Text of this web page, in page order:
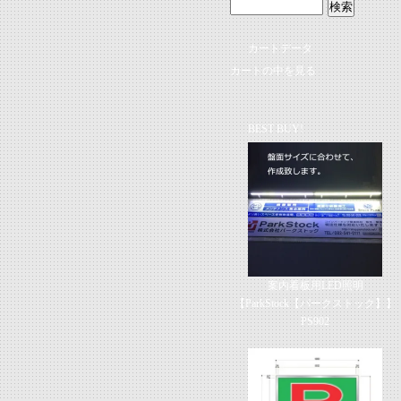
カートデータ
カートの中を見る
BEST BUY!
案内看板用LED照明
【ParkStock【パークストック】】
PS902